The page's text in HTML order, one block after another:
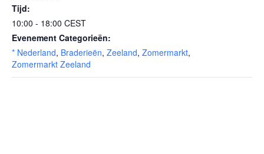
Tijd:
10:00 - 18:00 CEST
Evenement Categorieën:
* Nederland, Braderieën, Zeeland, Zomermarkt,
Zomermarkt Zeeland